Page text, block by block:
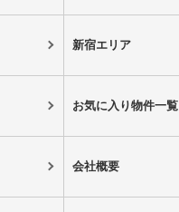
新宿エリア
お気に入り物件一覧
会社概要